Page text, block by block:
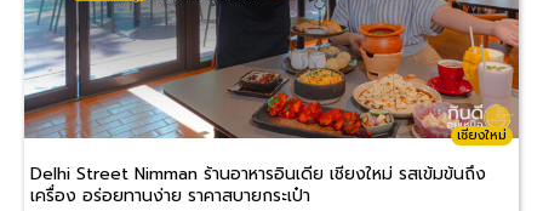
เชียงใหม่
Delhi Street Nimman ร้านอาหารอินเดีย เชียงใหม่ รสเข้มข้นถึง
เครื่อง อร่อยทานง่าย ราคาสบายกระเป๋า